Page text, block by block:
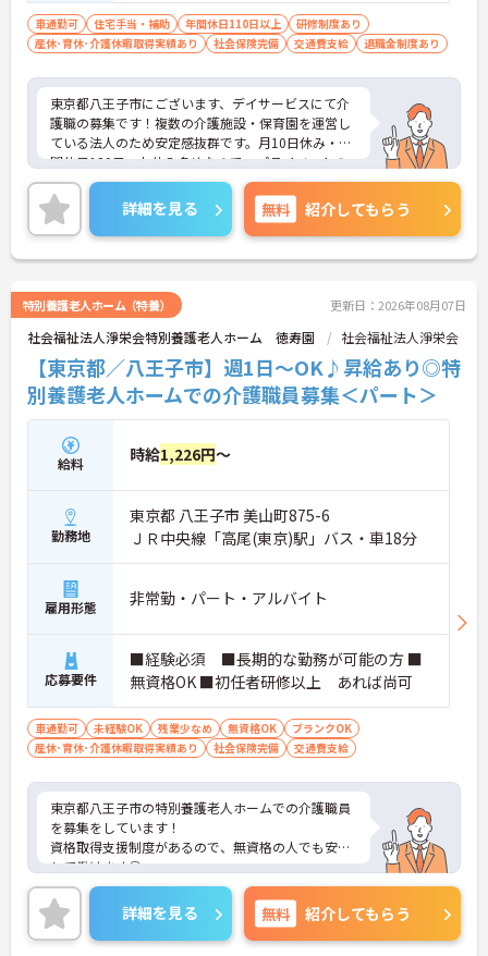
車通勤可 住宅手当・補助 年間休日110日以上
研修制度あり
産休･育休･介護休暇取得実績あり
社会保険完備 交通費支給 退職金制度あり
東京都八王子市にございます、デイサービスにて介
護職の募集です！複数の介護施設・保育園を運営し
ている法人のため安定感抜群です。月10日休み・年
間休日120日、お休み多めなので、プライベートの
時間もしっかり確保できます！
駐車場もあるのでマイカー通勤可能です。住宅手当
の支給含め、各種手当も充実しておりますので、長
期的な就業をしやすい環境です。ご興味のある方は
お気軽にお問い合わせください。
詳細を見る 無料 紹介してもらう
特別養護老人ホーム（特養） 更新日：2026年08月07日
社会福祉法人淨栄会特別養護老人ホーム 徳寿園 社会福祉法人淨栄会
【東京都／八王子市】週1日～OK♪昇給あり◎特
別養護老人ホームでの介護職員募集＜パート＞
給料 時給1,226円～
勤務地
東京都 八王子市 美山町875-6
ＪＲ中央線「高尾(東京)駅」バス・車18分
雇用形態 非常勤・パート・アルバイト
応募要件
■経験必須 ■長期的な勤務が可能の方 ■
無資格OK ■初任者研修以上 あれば尚可
車通勤可 未経験OK 残業少なめ 無資格OK
ブランクOK
産休･育休･介護休暇取得実績あり
社会保険完備 交通費支給
東京都八王子市の特別養護老人ホームでの介護職員
を募集をしています！
資格取得支援制度があるので、無資格の人でも安心
して働けます◎
勤務時間や日数も相談可能なので自分のライフスタ
イルに合わせて働ける職場です♪
ご興味のある方は、面接のポイントをお伝えします
のでご連絡ください！
詳細を見る 無料 紹介してもらう